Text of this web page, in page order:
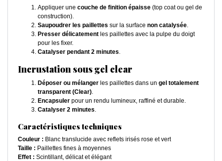
Appliquer une couche de finition épaisse (top coat ou gel de
construction).
Saupoudrer les paillettes sur la surface non catalysée.
Presser délicatement les paillettes avec la pulpe du doigt
pour les fixer.
Catalyser pendant 2 minutes.
Incrustation sous gel clear
Déposer ou mélanger les paillettes dans un gel totalement
transparent (Clear).
Encapsuler pour un rendu lumineux, raffiné et durable.
Catalyser 2 minutes.
Caractéristiques techniques
Couleur : Blanc translucide avec reflets irisés rose et vert
Taille : Paillettes fines à moyennes
Effet : Scintillant, délicat et élégant